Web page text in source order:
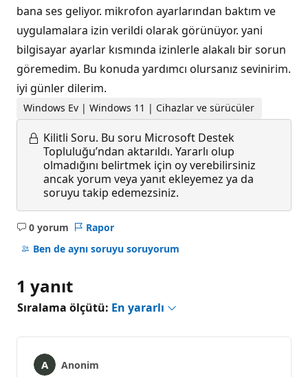
bana ses geliyor. mikrofon ayarlarından baktım ve
uygulamalara izin verildi olarak görünüyor. yani
bilgisayar ayarlar kısmında izinlerle alakalı bir sorun
göremedim. Bu konuda yardımcı olursanız sevinirim.
iyi günler dilerim.
Windows Ev | Windows 11 | Cihazlar ve sürücüler
Kilitli Soru. Bu soru Microsoft Destek
Topluluğu’ndan aktarıldı. Yararlı olup
olmadığını belirtmek için oy verebilirsiniz
ancak yorum veya yanıt ekleyemez ya da
soruyu takip edemezsiniz.
0 yorum
Açıklama
yok
Rapor
Ben de aynı soruyu soruyorum
1 yanıt
Sıralama ölçütü: En yararlı
Anonim